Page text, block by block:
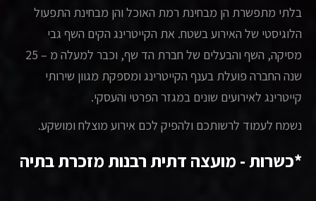
בלתי מתפשרת הן מבחינת רמת האוכל והן מבחינת התפעול
הלוגיסטי של האירוע בשטח. את הקייטרינג הקים השף גבי
מסיקה, השף והבעלים של חברת הד שף, וכבר למעלה מ – 25
שנה החברה פועלת בענף הקייטרינג ומספקת מגוון שירותי
קייטרינג לאירועים שונים במגזר הפרטי והעסקי.
נשמח לעמוד לרשותכם ולהפיק לכם אירוע מוצלח ומושקע.
*כשרות - מועצה דתית רבנות מזכרת בתיה